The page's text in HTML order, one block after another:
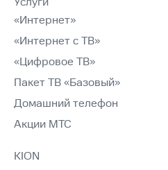
«Интернет»
«Интернет с ТВ»
«Цифровое ТВ»
Пакет ТВ «Базовый»
Домашний телефон
Акции МТС
KION